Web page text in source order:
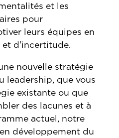
et les
pour
leurs équipes en
d'incertitude.
nouvelle stratégie
leadership, que vous
existante ou que
des lacunes et à
actuel, notre
développement du